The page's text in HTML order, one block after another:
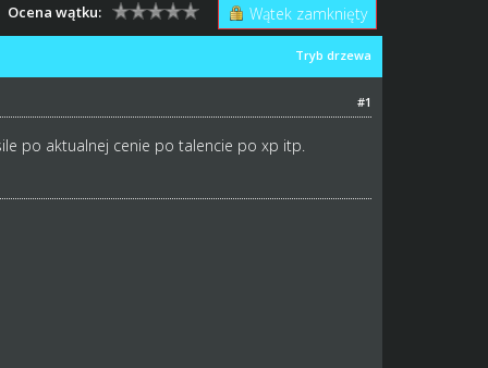
Wątek zamknięty
Ocena wątku:
Tryb drzewa
#1
po aktualnej cenie po talencie po xp itp.